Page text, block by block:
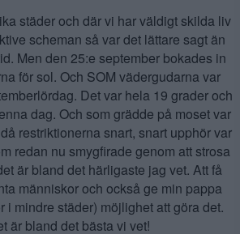
städer och där vi har väldigt skilda liv
scheman så var det lättare sagt än
Men den 25:e september bokades in
för sol. Och SOM vädergudarna var
Det var hela 19 grader och
dag. Och som grädde på moset var
restriktionerna snart, snart upphör var
redan nu smygfirade genom att strosa
är bland det härligaste jag vet. Att få
människor och också ge min pappa
i mindre städer) möjlighet att göra det.
är bland det bästa vi vet!